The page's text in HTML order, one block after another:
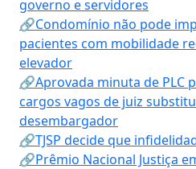
governo e servidores
🔗Condomínio não pode
pacientes com mobilidade
elevador
🔗Aprovada minuta de PLC
cargos vagos de juiz
desembargador
🔗TJSP decide que
🔗Prêmio Nacional Justiça